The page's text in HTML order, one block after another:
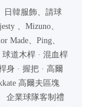
日韓服飾、請球
、Mizuno、
Made、Ping、
球道木桿 · 混血桿
身 · 握把 · 高爾
高爾夫區塊
企業球隊客制禮